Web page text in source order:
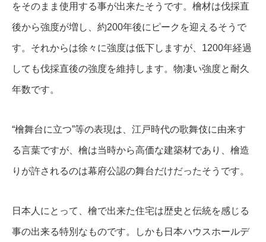
をそのまま使用する事が出来たそうです。檜材は伐採直
後から強度が増し、約200年後にピークを迎えるそうで
す。それからは徐々に強度は低下しますが、1200年経過
しても伐採直後の強度を維持します。物凄い強度と耐久
年数です。
“檜舞台に立つ”等の表現は、江戸時代の歌舞伎に由来す
る言葉ですが、檜は当時から高価な建築材であり、檜造
りが許されるのは幕府公認の舞台だけだったそうです。
日本人にとって、檜で出来た住宅は歴史と伝統を感じる
事の出来る特別なものです。しかも日本ハウスホールデ